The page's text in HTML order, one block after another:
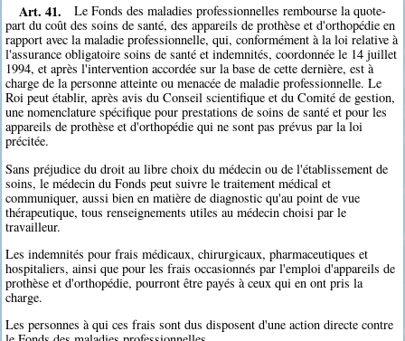
Art. 41.
Le Fonds des maladies professionnelles rembourse la quote-
part du coût des soins de santé, des appareils de prothèse et d'orthopédie en
rapport avec la maladie professionnelle, qui, conformément à la loi relative à
l'assurance obligatoire soins de santé et indemnités, coordonnée le 14 juillet
1994, et après l'intervention accordée sur la base de cette dernière, est à
charge de la personne atteinte ou menacée de maladie professionnelle. Le
Roi peut établir, après avis du Conseil scientifique et du Comité de gestion,
une nomenclature spécifique pour prestations de soins de santé et pour les
appareils de prothèse et d'orthopédie qui ne sont pas prévus par la loi
précitée.
Sans préjudice du droit au libre choix du médecin ou de l'établissement de
soins, le médecin du Fonds peut suivre le traitement médical et
communiquer, aussi bien en matière de diagnostic qu'au point de vue
thérapeutique, tous renseignements utiles au médecin choisi par le
travailleur.
Les indemnités pour frais médicaux, chirurgicaux, pharmaceutiques et
hospitaliers, ainsi que pour les frais occasionnés par l'emploi d'appareils de
prothèse et d'orthopédie, pourront être payés à ceux qui en ont pris la
charge.
Les personnes à qui ces frais sont dus disposent d'une action directe contre